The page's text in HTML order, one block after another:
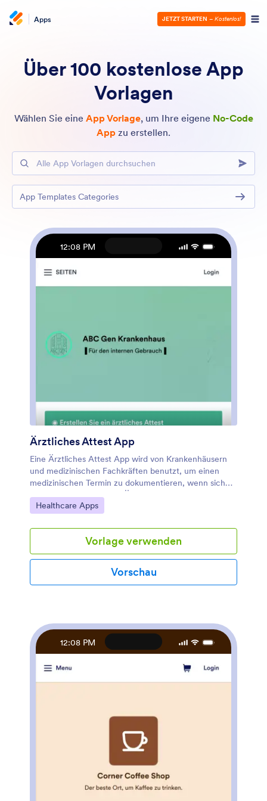
Apps JETZT STARTEN – Kostenlos!
Über 100 kostenlose App
Vorlagen
Wählen Sie eine App Vorlage, um Ihre eigene No-Code
App zu erstellen.
Alle App Vorlagen durchsuchen
12:08 PM
Ärztliches Attest App
Eine Ärztliches Attest App wird von Krankenhäusern
und medizinischen Fachkräften benutzt, um einen
medizinischen Termin zu dokumentieren, wenn sich
ein Patient unwohl fühlt. Ärzte können allgemeine
Informationen über den Patienten und das
stellen und das Attest mit einer digitalen Signatur
unterschreiben. Sobald es eingereicht wurde, wird ein
PDF des Attests des Arztes automatisch mit unserer
Ärztliches Attest Vorlage generiert werden. Ärzte
können Patientenfortschritt aufzeichnen und
sind notwendig - unser Drag & Drop Interface
ermöglicht es Ihnen, Formulare und Text
hinzuzufügen, Schriftarten und Farben zu wählen, das
Applogo und den Begrüßungsbildschirm ändern und
mehr. Nachdem Sie fertig sind, können Sie Notizen
und Fortschritte mit Patienten per Link teilen, mit dem
Vereinfachen Sie mit dieser anpassbaren Ärztliches
Attest App Ihren Papierkram und ermöglichen Sie es
Ihren Patienten, sich auf ihre Erholung zu
Zur Kategorie:
Healthcare Apps
Vorlage verwenden
Vorschau
12:08 PM
App Templates Categories